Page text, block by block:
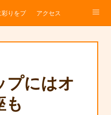
りをプロジェクト
アクセス
プにはオ
も